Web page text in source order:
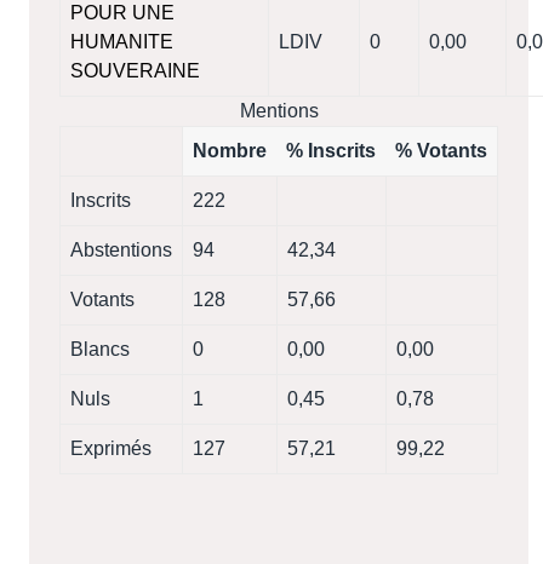
POUR UNE
HUMANITE
SOUVERAINE
LDIV 0 0,00
Mentions
Nombre
% Inscrits % Votants
Inscrits 222
Abstentions 94 42,34
Votants 128 57,66
Blancs 0 0,00 0,00
Nuls 1 0,45 0,78
Exprimés 127 57,21 99,22